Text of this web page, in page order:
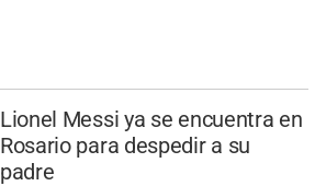
Lionel Messi ya se encuentra en
Rosario para despedir a su
padre